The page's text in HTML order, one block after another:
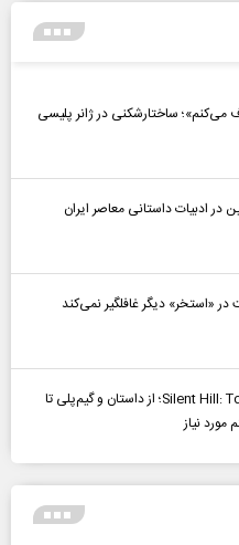
می‌کنم»؛ ساختارشکنی در ژانر پلیسی
در ادبیات داستانی معاصر ایران
دیگر غافلگیر نمی‌کند
بررسی بازی Silent Hill: Townfall؛ از داستان و گیم‌پلی تا
مورد نیاز